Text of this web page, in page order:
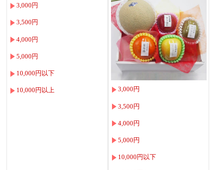
3,000円
3,500円
4,000円
5,000円
10,000円以下
10,000円以上 3,000円
3,500円
4,000円
5,000円
10,000円以下